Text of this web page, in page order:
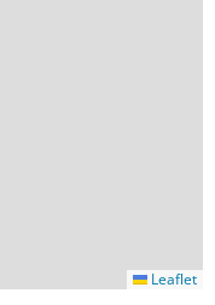
Leaflet